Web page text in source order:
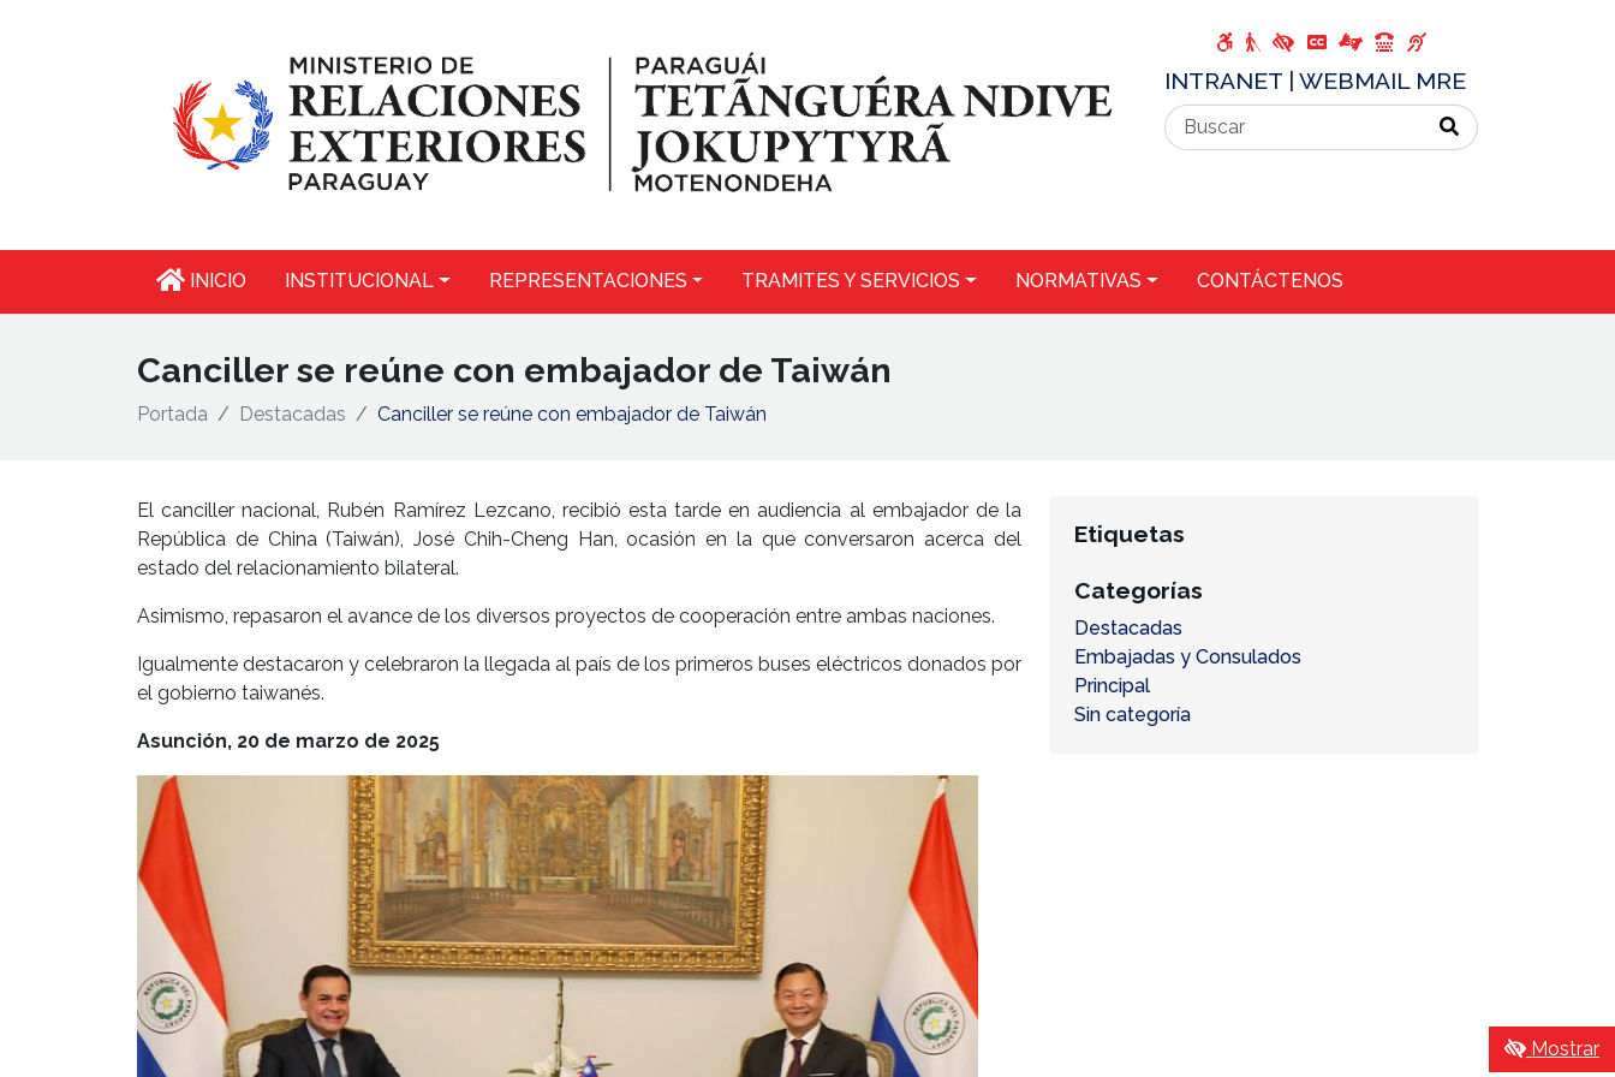
INTRANET WEBMAIL MRE
INICIO INSTITUCIONAL REPRESENTACIONES TRAMITES Y SERVICIOS NORMATIVAS CONTÁCTENOS
Mostrar
Canciller se reúne con embajador de Taiwán
Portada Destacadas Canciller se reúne con embajador de Taiwán
El canciller nacional, Rubén Ramírez Lezcano, recibió esta tarde en audiencia al embajador de la
República de China (Taiwán), José Chih-Cheng Han, ocasión en la que conversaron acerca del
estado del relacionamiento bilateral.
Asimismo, repasaron el avance de los diversos proyectos de cooperación entre ambas naciones.
Igualmente destacaron y celebraron la llegada al país de los primeros buses eléctricos donados por
el gobierno taiwanés.
Asunción, 20 de marzo de 2025
Etiquetas
Categorías
Destacadas
Embajadas y Consulados
Principal
Sin categoría